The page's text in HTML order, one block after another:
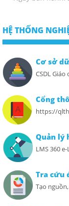
HỆ THỐNG
Cơ sở
CSDL Giáo
Cổng
https://
Quản lý
LMS 360
Tra cứu
Tạo